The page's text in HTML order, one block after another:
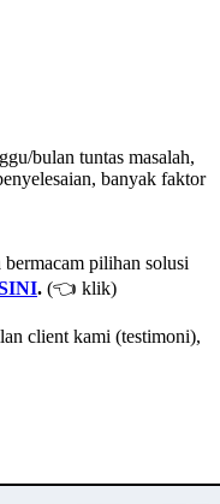
bulan tuntas masalah,
banyak faktor
pilihan solusi
. (👈 klik)
client kami (testimoni),